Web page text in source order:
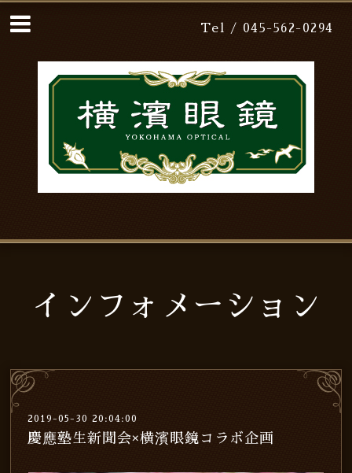
Tel / 045-562-0294
インフォメーション
2019-05-30 20:04:00
慶應塾生新聞会×横濱眼鏡コラボ企画